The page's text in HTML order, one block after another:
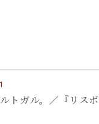
トガル。／『リスボ